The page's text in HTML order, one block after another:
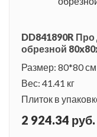
DD841890R
обрезной
Размер: 80*80 см
Вес: 41.41 кг
Плиток в
2 924.34 руб.